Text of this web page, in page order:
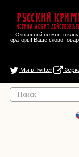
Русский
Истина любит
Словесной не место
ораторы! Ваше слово
Мы в Twitter